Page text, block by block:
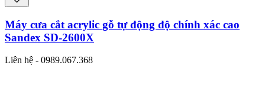
Máy cưa cắt acrylic gỗ tự động độ chính xác cao
Sandex SD-2600X
Liên hệ - 0989.067.368